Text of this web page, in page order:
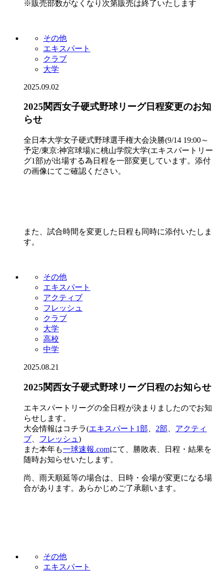
※販売部数がなくなり次第販売は終了いたします
その他
エキスパート
クラブ
大学
2025.09.02
2025関西女子硬式野球リーグ日程変更のお知
らせ
全日本大学女子硬式野球選手権大会決勝(9/14 19:00～
予定/東京:神宮球場)に桃山学院大学(エキスパートリー
グ1部)が出場する為日程を一部変更しています。添付
の画像にてご確認ください。
また、試合時間を変更した日程も同時に添付いたしま
す。
その他
エキスパート
アクティブ
フレッシュ
クラブ
大学
高校
中学
2025.08.21
2025関西女子硬式野球リーグ日程のお知らせ
エキスパートリーグの全日程が決まりましたのでお知
らせします。
大会情報はコチラ(エキスパート1部 2部
アクティ
ブ
フレッシュ )
また本年も一球速報.comにて、勝敗表、日程・結果を
随時お知らせいたします。
尚、雨天順延等の場合は、日時・会場が変更になる場
合があります。あらかじめご了承願います。
その他
エキスパート